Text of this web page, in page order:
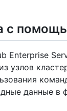
с
Enterprise
узлов
данные в